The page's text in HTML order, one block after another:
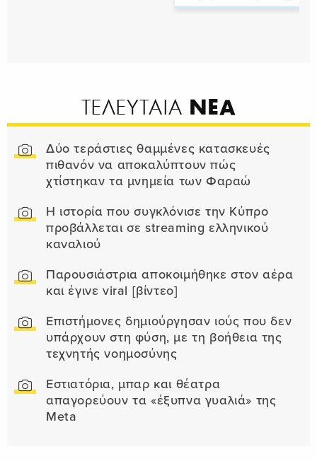
ΤΕΛΕΥΤΑΙΑ ΝΕΑ
Δύο τεράστιες θαμμένες κατασκευές
πιθανόν να αποκαλύπτουν πώς
χτίστηκαν τα μνημεία των Φαραώ
Η ιστορία που συγκλόνισε την Κύπρο
προβάλλεται σε streaming ελληνικού
καναλιού
Παρουσιάστρια αποκοιμήθηκε στον αέρα
και έγινε viral [βίντεο]
Επιστήμονες δημιούργησαν ιούς που δεν
υπάρχουν στη φύση, με τη βοήθεια της
τεχνητής νοημοσύνης
Εστιατόρια, μπαρ και θέατρα
απαγορεύουν τα «έξυπνα γυαλιά» της
Meta